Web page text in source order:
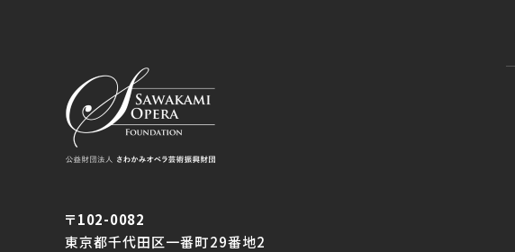
〒102-0082
東京都千代田区一番町29番地2